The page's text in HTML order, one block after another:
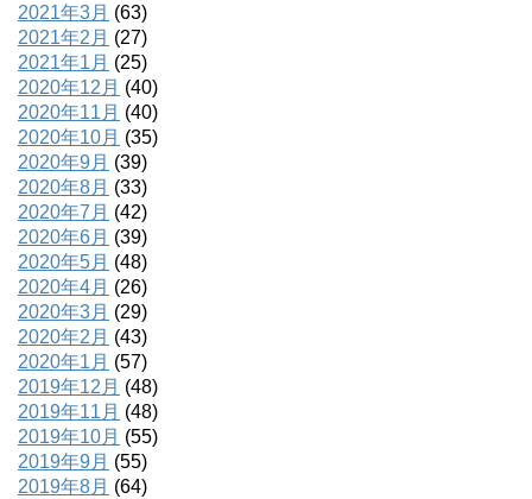
2021年3月 (63)
2021年2月 (27)
2021年1月 (25)
2020年12月 (40)
2020年11月 (40)
2020年10月 (35)
2020年9月 (39)
2020年8月 (33)
2020年7月 (42)
2020年6月 (39)
2020年5月 (48)
2020年4月 (26)
2020年3月 (29)
2020年2月 (43)
2020年1月 (57)
2019年12月 (48)
2019年11月 (48)
2019年10月 (55)
2019年9月 (55)
2019年8月 (64)